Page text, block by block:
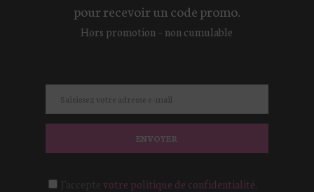
pour recevoir un code promo.
Hors promotion – non cumulable
ENVOYER
votre politique de confidentialité.